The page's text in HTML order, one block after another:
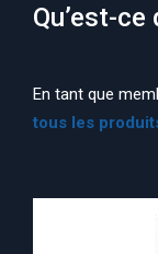
Qu’est-ce
En tant que
tous les